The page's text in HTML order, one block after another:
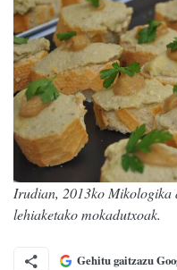
Irudian, 2013ko Mikologika
lehiaketako mokadutxoak.
Gehitu gaitzazu